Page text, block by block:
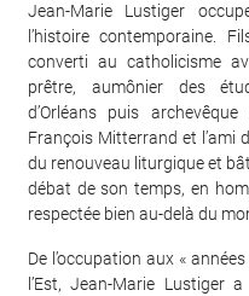
Jean-Marie Lustiger
l’histoire contemporaine.
converti au catholicisme
prêtre, aumônier des
d’Orléans puis
François Mitterrand et l’ami
du renouveau liturgique et
débat de son temps, en
respectée bien au-delà du
De l’occupation aux «
l’Est, Jean-Marie Lustiger